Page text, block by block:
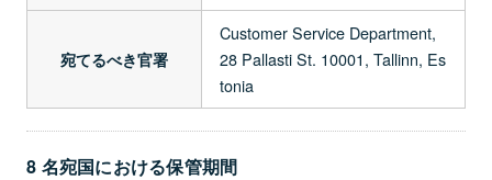
宛てるべき官署
Customer Service Department,
28 Pallasti St. 10001, Tallinn, Es
tonia
8 名宛国における保管期間